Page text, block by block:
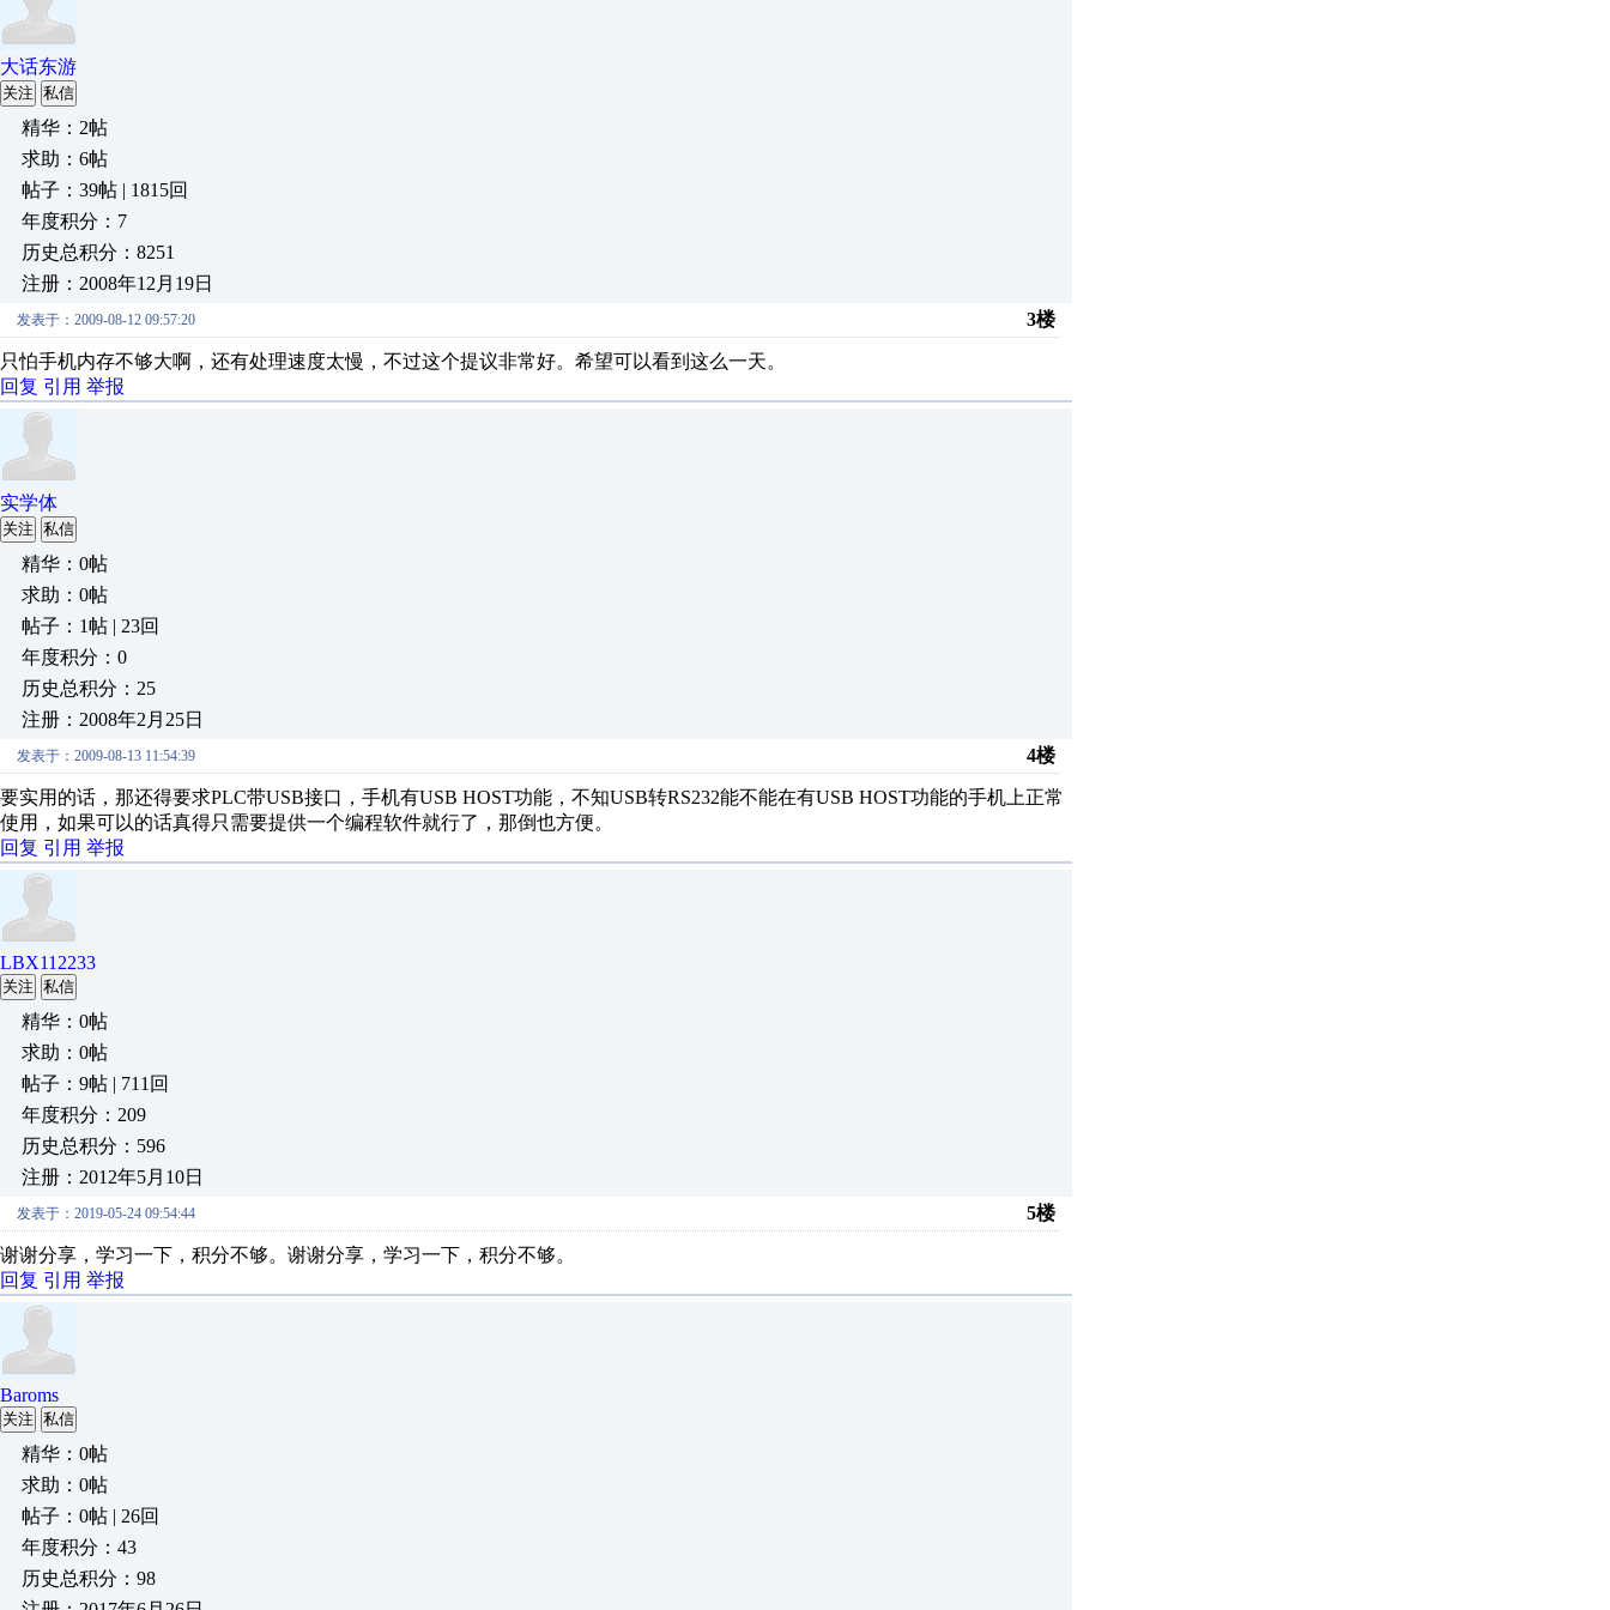
大话东游
关注 私信
精华：2帖
求助：6帖
帖子：39帖 | 1815回
年度积分：7
历史总积分：8251
注册：2008年12月19日
发表于：2009-08-12 09:57:20 3楼
只怕手机内存不够大啊，还有处理速度太慢，不过这个提议非常好。希望可以看到这么一天。
回复 引用 举报
实学体
关注 私信
精华：0帖
求助：0帖
帖子：1帖 | 23回
年度积分：0
历史总积分：25
注册：2008年2月25日
发表于：2009-08-13 11:54:39 4楼
要实用的话，那还得要求PLC带USB接口，手机有USB HOST功能，不知USB转RS232能不能在有USB HOST功能的手机上正常
使用，如果可以的话真得只需要提供一个编程软件就行了，那倒也方便。
回复 引用 举报
LBX112233
关注 私信
精华：0帖
求助：0帖
帖子：9帖 | 711回
年度积分：209
历史总积分：596
注册：2012年5月10日
发表于：2019-05-24 09:54:44 5楼
谢谢分享，学习一下，积分不够。谢谢分享，学习一下，积分不够。
回复 引用 举报
Baroms
关注 私信
精华：0帖
求助：0帖
帖子：0帖 | 26回
年度积分：43
历史总积分：98